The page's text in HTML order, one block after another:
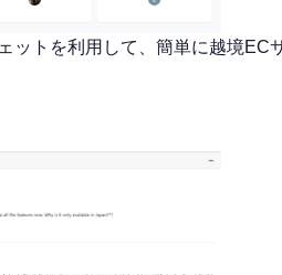
ットを利用して、簡単に越境EC